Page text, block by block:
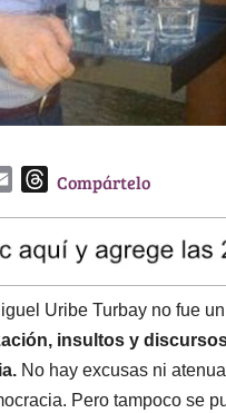
l
T
e
a
d
s
Compártelo
Uribe Turbay no fue
insultos y
No hay excusas ni
Pero tampoco se